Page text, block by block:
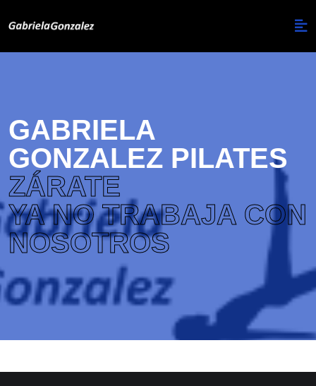
GABRIELA
GONZALEZ PILATES
ZÁRATE
YA NO TRABAJA CON
NOSOTROS